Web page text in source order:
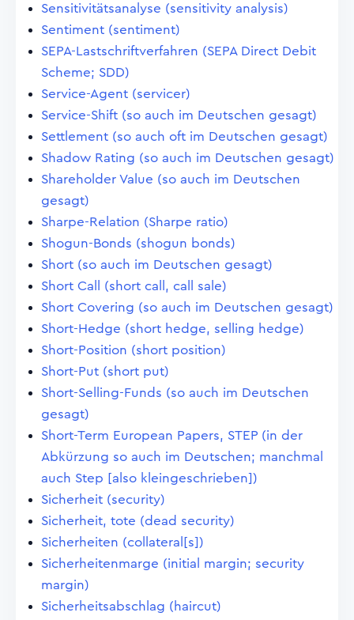
Sensitivitätsanalyse (sensitivity analysis)
Sentiment (sentiment)
SEPA-Lastschriftverfahren (SEPA Direct Debit
Scheme; SDD)
Service-Agent (servicer)
Service-Shift (so auch im Deutschen gesagt)
Settlement (so auch oft im Deutschen gesagt)
Shadow Rating (so auch im Deutschen gesagt)
Shareholder Value (so auch im Deutschen
gesagt)
Sharpe-Relation (Sharpe ratio)
Shogun-Bonds (shogun bonds)
Short (so auch im Deutschen gesagt)
Short Call (short call, call sale)
Short Covering (so auch im Deutschen gesagt)
Short-Hedge (short hedge, selling hedge)
Short-Position (short position)
Short-Put (short put)
Short-Selling-Funds (so auch im Deutschen
gesagt)
Short-Term European Papers, STEP (in der
Abkürzung so auch im Deutschen; manchmal
auch Step [also kleingeschrieben])
Sicherheit (security)
Sicherheit, tote (dead security)
Sicherheiten (collateral[s])
Sicherheitenmarge (initial margin; security
margin)
Sicherheitsabschlag (haircut)